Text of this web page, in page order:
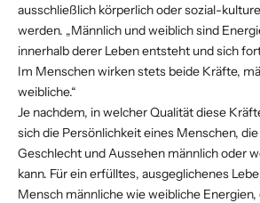
ausschließlich körperlich oder sozial-
werden. „Männlich und weiblich sind
innerhalb derer Leben entsteht und sich
Im Menschen wirken stets beide Kräfte,
weibliche.“
Je nachdem, in welcher Qualität diese
sich die Persönlichkeit eines Menschen,
Geschlecht und Aussehen männlich oder
kann. Für ein erfülltes, ausgeglichenes
Mensch männliche wie weibliche